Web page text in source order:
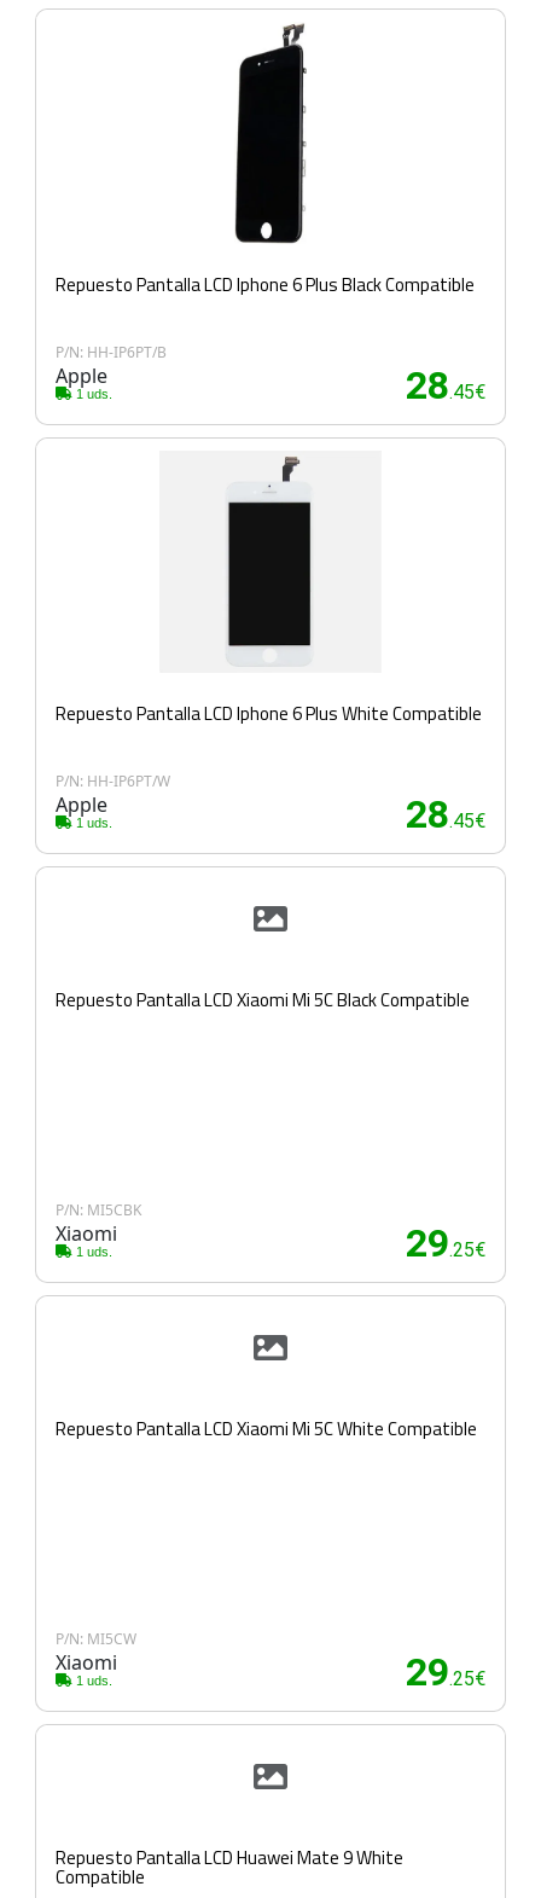
Repuesto Pantalla LCD Iphone 6 Plus Black Compatible
P/N: HH-IP6PT/B
Apple
1 uds. 28.45€
Repuesto Pantalla LCD Iphone 6 Plus White Compatible
P/N: HH-IP6PT/W
Apple
1 uds. 28.45€
Repuesto Pantalla LCD Xiaomi Mi 5C Black Compatible
P/N: MI5CBK
Xiaomi
1 uds. 29.25€
Repuesto Pantalla LCD Xiaomi Mi 5C White Compatible
P/N: MI5CW
Xiaomi
1 uds. 29.25€
Repuesto Pantalla LCD Huawei Mate 9 White
Compatible